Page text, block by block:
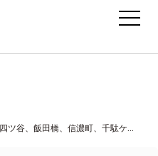
四ツ谷、飯田橋、信濃町、千駄ケ...